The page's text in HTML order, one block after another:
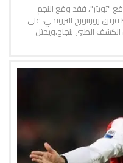
"تويتر"، فقد وقع النجم
روزنبورج النرويجي، على
الكشف الطبي بنجاح.ويحتل